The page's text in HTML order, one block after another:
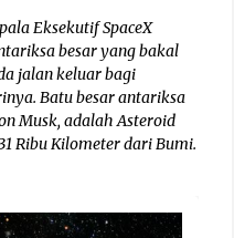
Eksekutif SpaceX
besar yang bakal
jalan keluar bagi
Batu besar antariksa
Musk, adalah Asteroid
Ribu Kilometer dari Bumi.